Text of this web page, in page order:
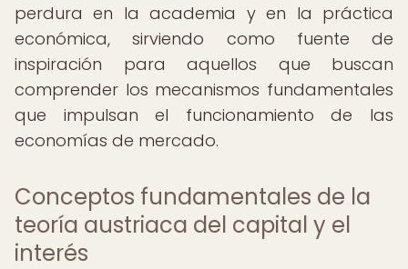
perdura en la academia y en la práctica
económica, sirviendo como fuente de
inspiración para aquellos que buscan
comprender los mecanismos fundamentales
que impulsan el funcionamiento de las
economías de mercado.
Conceptos fundamentales de la
teoría austriaca del capital y el
interés